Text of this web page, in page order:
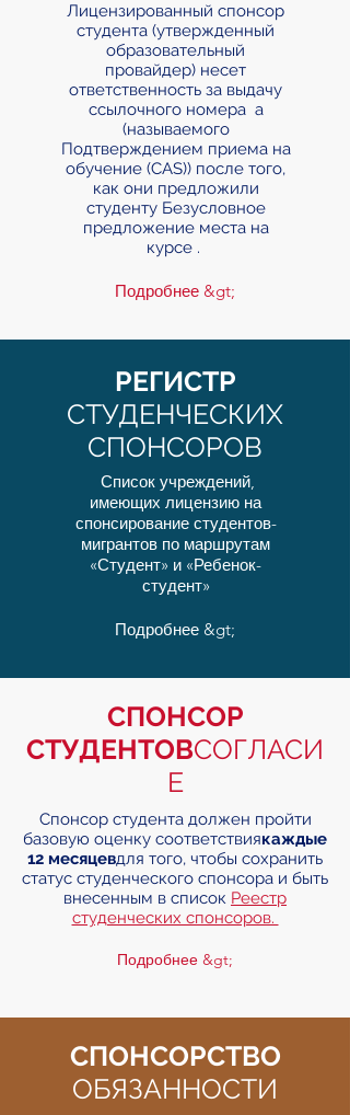
Лицензированный спонсор
студента (утвержденный
образовательный
провайдер) несет
ответственность за выдачу
ссылочного номера a
(называемого
Подтверждением приема на
обучение (CAS)) после того,
как они предложили
студенту Безусловное
предложение места на
курсе .
Подробнее &gt;
РЕГИСТР
СТУДЕНЧЕСКИХ
СПОНСОРОВ
Список учреждений,
имеющих лицензию на
спонсирование студентов-
мигрантов по маршрутам
«Студент» и «Ребенок-
студент»
Подробнее &gt;
СПОНСОР
СТУДЕНТОВСОГЛАСИ
Е
Спонсор студента должен пройти
базовую оценку соответствиякаждые
12 месяцевдля того, чтобы сохранить
статус студенческого спонсора и быть
внесенным в список Реестр
студенческих спонсоров.
Подробнее &gt;
СПОНСОРСТВО
ОБЯЗАННОСТИ